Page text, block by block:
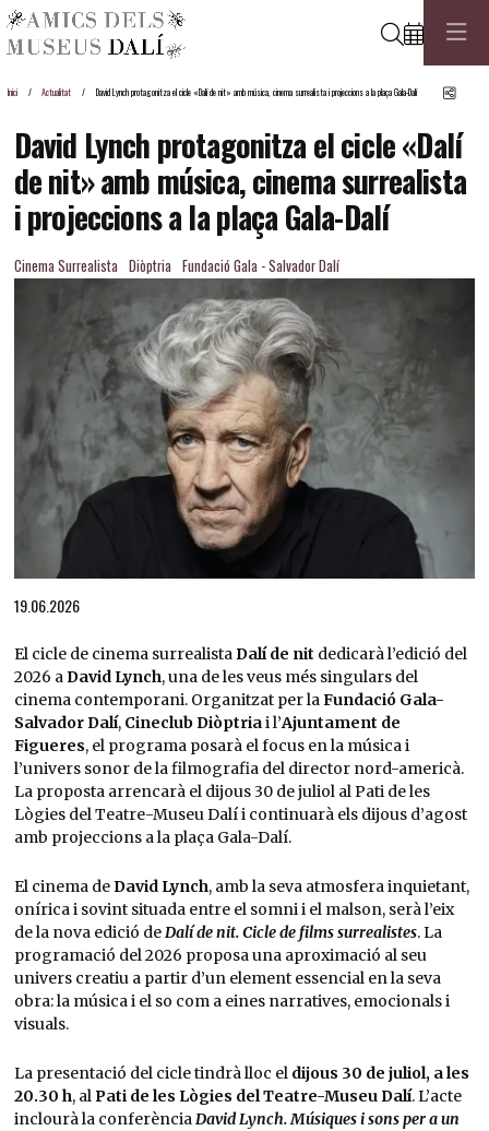
Cerca
Inici Actualitat David Lynch protagonitza el cicle «Dalí de nit» amb música, cinema surrealista i projeccions a la plaça Gala-Dalí
David Lynch protagonitza el cicle «Dalí
de nit» amb música, cinema surrealista
i projeccions a la plaça Gala-Dalí
Cinema Surrealista Diòptria Fundació Gala - Salvador Dalí
19.06.2026
El cicle de cinema surrealistaDalí de nit dedicarà l’edició del
2026 aDavid Lynch, una de les veus més singulars del
cinema contemporani. Organitzat per laFundació Gala-
Salvador Dalí, Cineclub Diòptriai l’Ajuntament de
Figueres, el programa posarà el focus en la música i
l’univers sonor de la filmografia del director nord-americà.
La proposta arrencarà el dijous 30 de juliol al Pati de les
Lògies del Teatre-Museu Dalí i continuarà els dijous d’agost
amb projeccions a la plaça Gala-Dalí.
El cinema deDavid Lynch, amb la seva atmosfera inquietant,
onírica i sovint situada entre el somni i el malson, serà l’eix
de la nova edició deDalí de nit. Cicle de films surrealistes. La
programació del 2026 proposa una aproximació al seu
univers creatiu a partir d’un element essencial en la seva
obra: la música i el so com a eines narratives, emocionals i
visuals.
La presentació del cicle tindrà lloc el dijous 30 de juliol, a les
20.30 h, alPati de les Lògies del Teatre-Museu Dalí. L’acte
inclourà la conferènciaDavid Lynch. Músiques i sons per a un